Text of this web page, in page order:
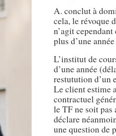
A. conclut à
cela, le révoque
n’agit
plus d’une
L’institut de
d’une année
restutution d’un
Le client estime
contractuel
le TF ne soit pas
déclare
une question de